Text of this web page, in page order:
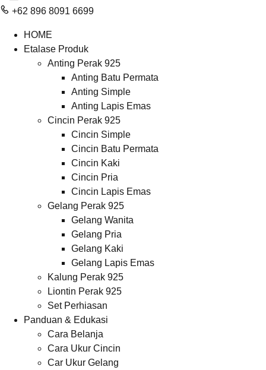
+62 896 8091 6699
HOME
Etalase Produk
Anting Perak 925
Anting Batu Permata
Anting Simple
Anting Lapis Emas
Cincin Perak 925
Cincin Simple
Cincin Batu Permata
Cincin Kaki
Cincin Pria
Cincin Lapis Emas
Gelang Perak 925
Gelang Wanita
Gelang Pria
Gelang Kaki
Gelang Lapis Emas
Kalung Perak 925
Liontin Perak 925
Set Perhiasan
Panduan & Edukasi
Cara Belanja
Cara Ukur Cincin
Car Ukur Gelang